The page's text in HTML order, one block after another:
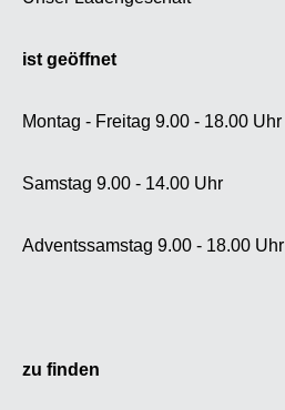
ist geöffnet
Montag - Freitag 9.00 - 18.00 Uhr
Samstag 9.00 - 14.00 Uhr
Adventssamstag 9.00 - 18.00 Uhr
zu finden